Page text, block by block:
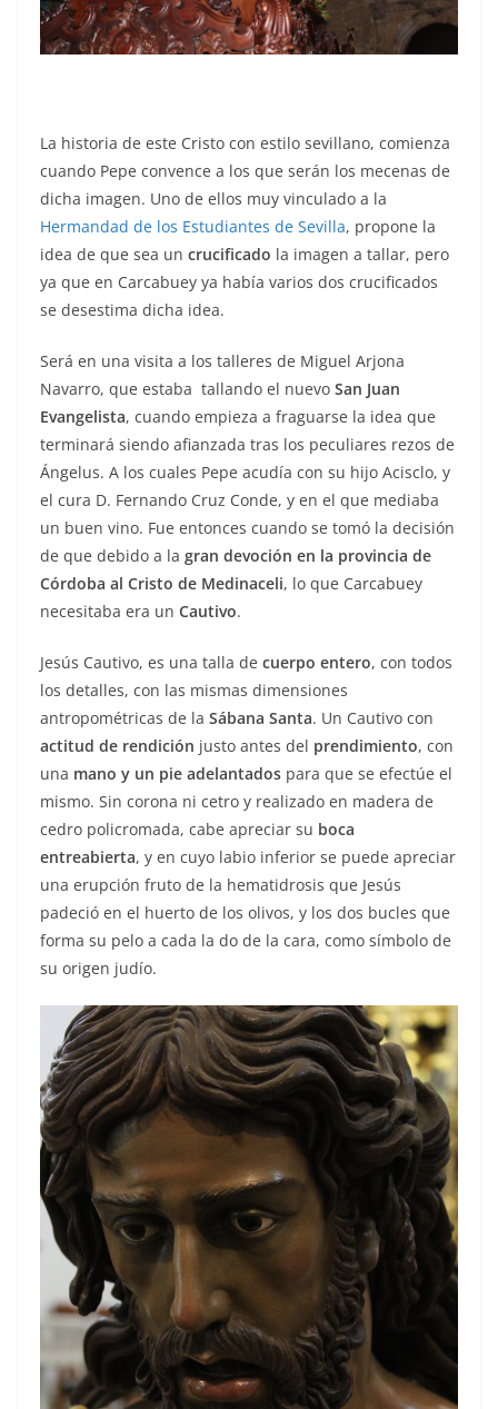
La historia de este Cristo con estilo sevillano, comienza
cuando Pepe convence a los que serán los mecenas de
dicha imagen. Uno de ellos muy vinculado a la
Hermandad de los Estudiantes de Sevilla, propone la
idea de que sea un crucificado la imagen a tallar, pero
ya que en Carcabuey ya había varios dos crucificados
se desestima dicha idea.
Será en una visita a los talleres de Miguel Arjona
Navarro, que estaba tallando el nuevo San Juan
Evangelista, cuando empieza a fraguarse la idea que
terminará siendo afianzada tras los peculiares rezos de
Ángelus. A los cuales Pepe acudía con su hijo Acisclo, y
el cura D. Fernando Cruz Conde, y en el que mediaba
un buen vino. Fue entonces cuando se tomó la decisión
de que debido a la gran devoción en la provincia de
Córdoba al Cristo de Medinaceli, lo que Carcabuey
necesitaba era un Cautivo.
Jesús Cautivo, es una talla de cuerpo entero, con todos
los detalles, con las mismas dimensiones
antropométricas de la Sábana Santa. Un Cautivo con
actitud de rendición justo antes del prendimiento, con
una mano y un pie adelantados para que se efectúe el
mismo. Sin corona ni cetro y realizado en madera de
cedro policromada, cabe apreciar su boca
entreabierta, y en cuyo labio inferior se puede apreciar
una erupción fruto de la hematidrosis que Jesús
padeció en el huerto de los olivos, y los dos bucles que
forma su pelo a cada la do de la cara, como símbolo de
su origen judío.